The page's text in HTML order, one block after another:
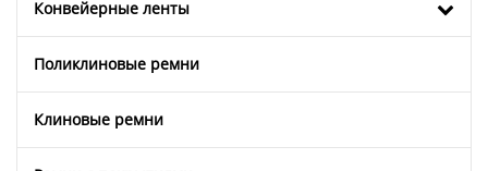
Конвейерные ленты
Поликлиновые ремни
Клиновые ремни